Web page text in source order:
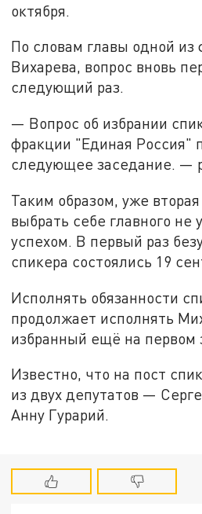
октября.
По словам главы одной из
Вихарева, вопрос вновь
следующий раз.
— Вопрос об избрании
фракции "Единая Россия"
следующее заседание. —
Таким образом, уже
выбрать себе главного не
успехом. В первый раз
спикера состоялись 19
Исполнять обязанности
продолжает исполнять
избранный ещё на первом
Известно, что на пост
из двух депутатов —
Анну Гурарий.